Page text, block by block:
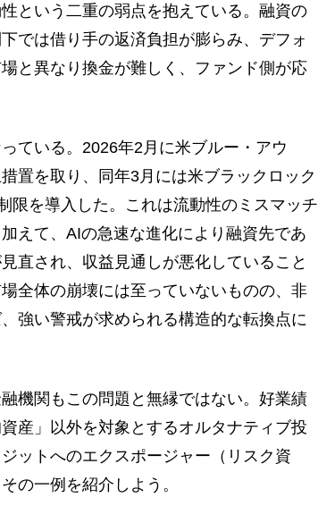
という二重の弱点を抱えている。融資の
では借り手の返済負担が膨らみ、デフォ
と異なり換金が難しく、ファンド側が応
ている。2026年2月に米ブルー・アウ
置を取り、同年3月には米ブラックロック
限を導入した。これは流動性のミスマッチ
えて、AIの急速な進化により融資先であ
直され、収益見通しが悪化していること
全体の崩壊には至っていないものの、非
強い警戒が求められる構造的な転換点に
機関もこの問題と無縁ではない。好業績
産」以外を対象とするオルタナティブ投
ットへのエクスポージャー（リスク資
の一例を紹介しよう。